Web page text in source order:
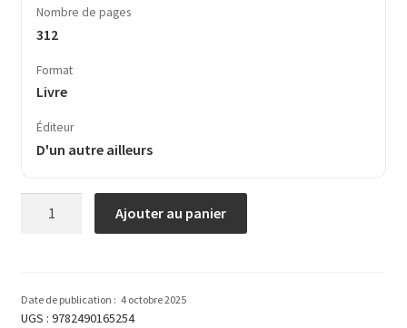
Nombre de pages
312
Format
Livre
Éditeur
D'un autre ailleurs
Recueil
des
Ajouter au panier
Date de publication : 4 octobre 2025
UGS : 9782490165254